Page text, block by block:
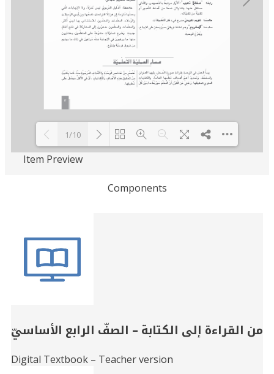
1/10
Item Preview
Components
Books
من القراءة إلى الكتابة – الصفّ الرابع الأساسيّ
Digital Textbook – Teacher version